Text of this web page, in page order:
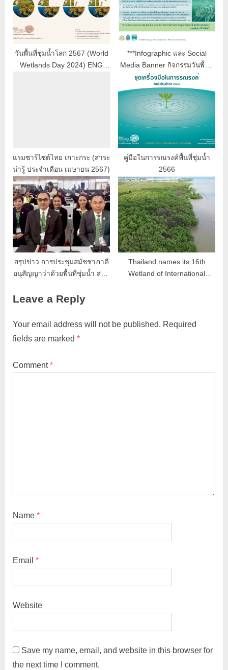
วันพื้นที่ชุ่มน้ำโลก 2567 (World
Wetlands Day 2024) ENG
***Infographic และ Social
Media Banner กิจกรรมวันพื้นที่
ชุ่มน้ำโลก 2569 (World
Wetlands Day 2026)******
แรมซาร์ไซต์ไทย เกาะกระ (สาระ
น่ารู้ ประจำเดือน เมษายน 2567)
คู่มือในการรณรงค์พื้นที่ชุ่มน้ำ
2566
สรุปข่าว การประชุมสมัชชาภาคี
อนุสัญญาว่าด้วยพื้นที่ชุ่มน้ำ สมัย
Thailand names its 16th
Wetland of International
Leave a Reply
Your email address will not be published. Required
fields are marked *
Comment*
Name *
Email *
Website
Save my name, email, and website in this browser for
the next time I comment.